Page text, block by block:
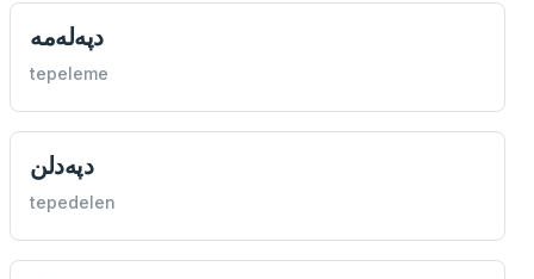
دپه‌له‌مه
tepeleme
دپه‌دلن
tepedelen